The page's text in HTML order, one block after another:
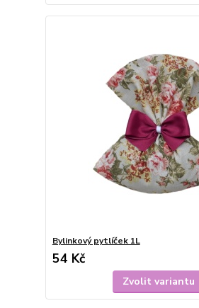
Bylinkový pytlíček 1L
54 Kč
Zvolit variantu